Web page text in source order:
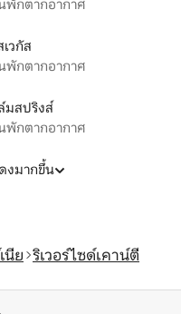
พักตากอากาศ
เวกัส
พักตากอากาศ
มสปริงส์
พักตากอากาศ
งมากขึ้น
นีย ริเวอร์ไซด์เคาน์ตี